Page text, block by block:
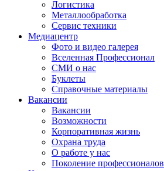
Логистика
Металлообработка
Сервис техники
Медиацентр
Фото и видео галерея
Вселенная Профессионал
СМИ о нас
Буклеты
Справочные материалы
Вакансии
Вакансии
Возможности
Корпоративная жизнь
Охрана труда
О работе у нас
Поколение профессионалов